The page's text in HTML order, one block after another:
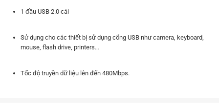
1 đầu USB 2.0 cái
Sử dụng cho các thiết bị sử dụng cổng USB như camera, keyboard,
mouse, flash drive, printers…
Tốc độ truyền dữ liệu lên đến 480Mbps.